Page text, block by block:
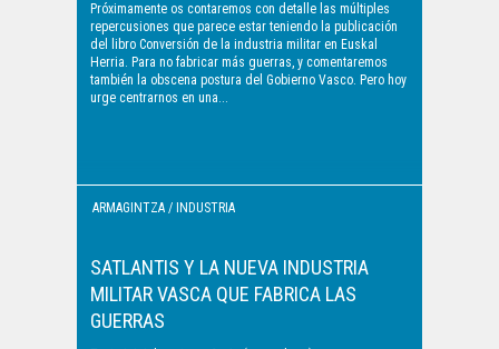
Próximamente os contaremos con detalle las múltiples
repercusiones que parece estar teniendo la publicación
del libro Conversión de la industria militar en Euskal
Herria. Para no fabricar más guerras, y comentaremos
también la obscena postura del Gobierno Vasco. Pero hoy
urge centrarnos en una...
ARMAGINTZA / INDUSTRIA
SATLANTIS Y LA NUEVA INDUSTRIA
MILITAR VASCA QUE FABRICA LAS
GUERRAS